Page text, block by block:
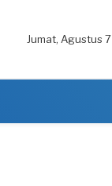
Jumat, Agustus 7